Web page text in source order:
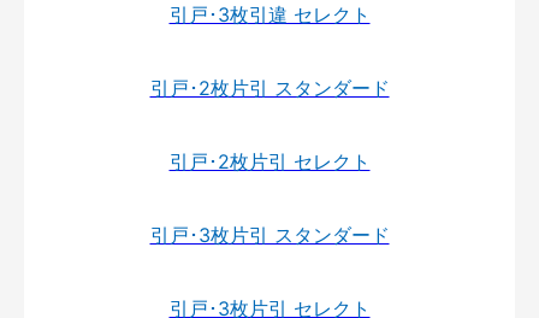
引戸･3枚引違 セレクト
引戸･2枚片引 スタンダード
引戸･2枚片引 セレクト
引戸･3枚片引 スタンダード
引戸･3枚片引 セレクト